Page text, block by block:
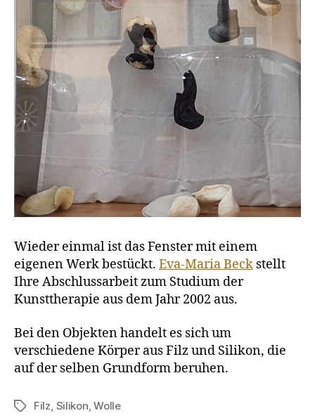
Wieder einmal ist das Fenster mit einem
eigenen Werk bestückt. Eva-Maria Beck stellt
Ihre Abschlussarbeit zum Studium der
Kunsttherapie aus dem Jahr 2002 aus.
Bei den Objekten handelt es sich um
verschiedene Körper aus Filz und Silikon, die
auf der selben Grundform beruhen.
Schlagwörter
Filz Silikon ,Wolle